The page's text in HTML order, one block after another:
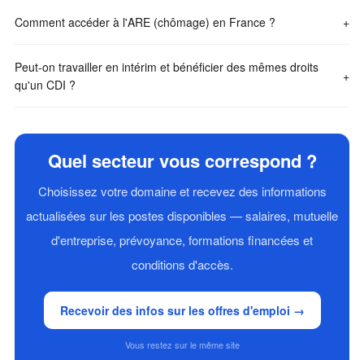
Comment accéder à l'ARE (chômage) en France ? +
Peut-on travailler en intérim et bénéficier des mêmes droits
qu'un CDI ?
+
Quel secteur vous correspond ?
Choisissez votre domaine et recevez des informations
actualisées sur les postes disponibles — salaires, mutuelle
d'entreprise, prévoyance, formations financées et
conditions d'accès.
Recevoir des infos sur les offres d'emploi →
Vous restez sur le même site